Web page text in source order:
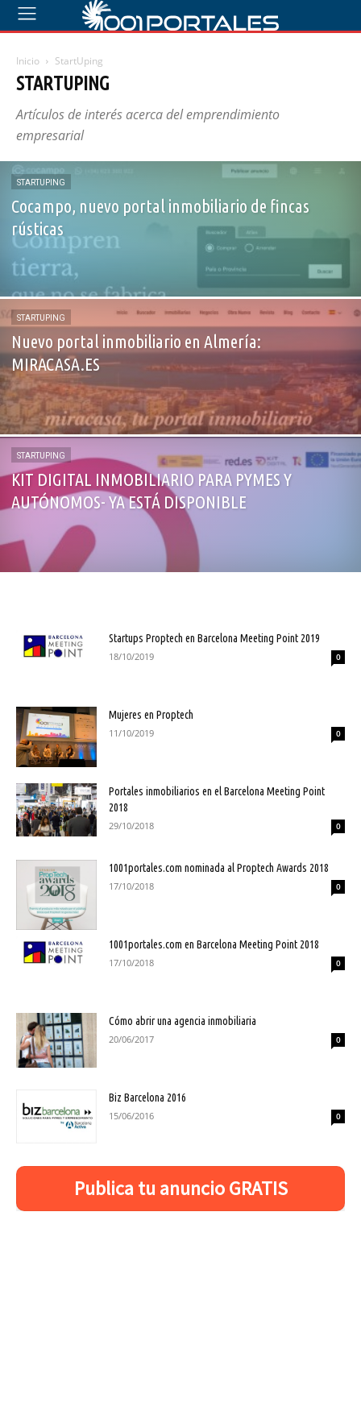
Inicio StartUping
STARTUPING
Artículos de interés acerca del emprendimiento
empresarial
STARTUPING
Cocampo, nuevo portal inmobiliario de fincas
rústicas
STARTUPING
Nuevo portal inmobiliario en Almería:
MIRACASA.ES
STARTUPING
KIT DIGITAL INMOBILIARIO PARA PYMES Y
AUTÓNOMOS- YA ESTÁ DISPONIBLE
Startups Proptech en Barcelona Meeting Point 2019
18/10/2019 0
Mujeres en Proptech
11/10/2019 0
Portales inmobiliarios en el Barcelona Meeting Point
2018
29/10/2018 0
1001portales.com nominada al Proptech Awards 2018
17/10/2018 0
1001portales.com en Barcelona Meeting Point 2018
17/10/2018 0
Cómo abrir una agencia inmobiliaria
20/06/2017 0
Biz Barcelona 2016
15/06/2016 0
Publica tu anuncio GRATIS